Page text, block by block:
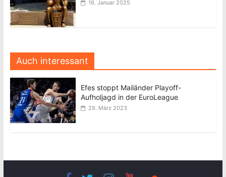
16. Januar 2025
Auch interessant
Efes stoppt Mailänder Playoff-
Aufholjagd in der EuroLeague
29. März 2023